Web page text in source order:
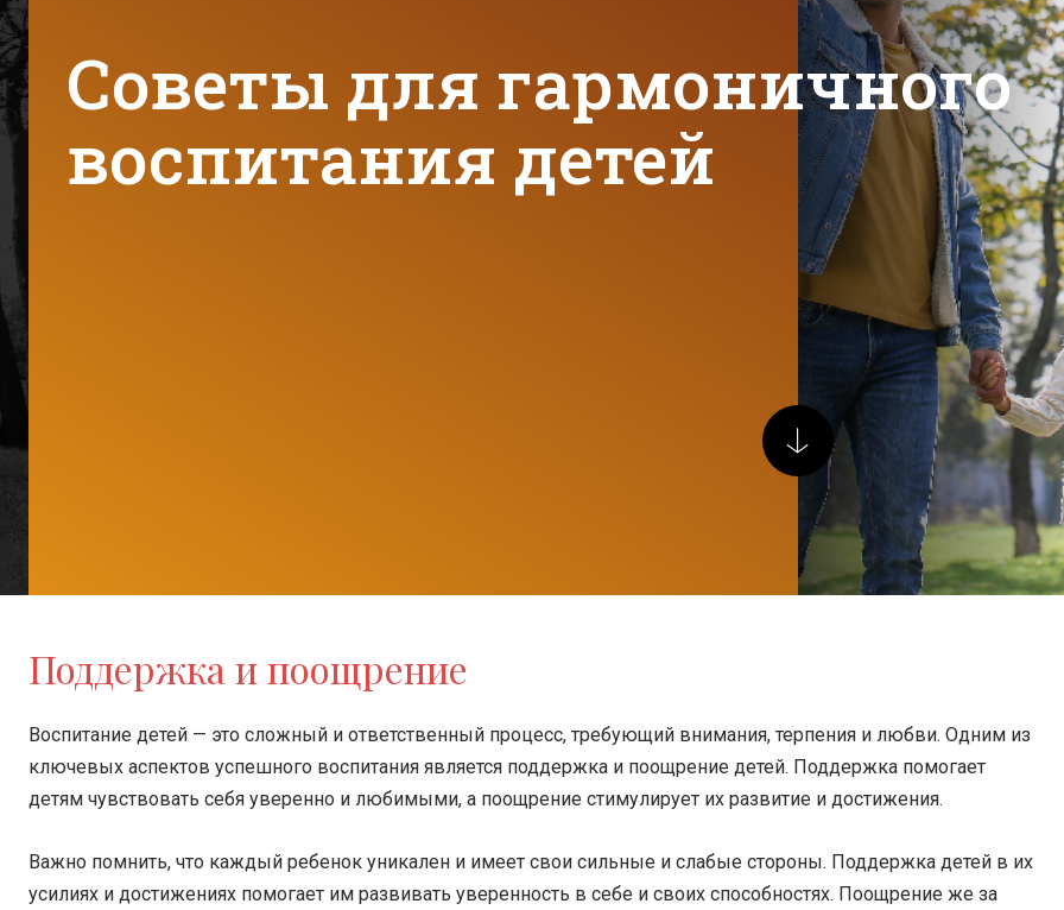
Советы для гармоничного
воспитания детей
Поддержка и поощрение
Воспитание детей — это сложный и ответственный процесс, требующий внимания, терпения и любви. Одним из
ключевых аспектов успешного воспитания является поддержка и поощрение детей. Поддержка помогает
детям чувствовать себя уверенно и любимыми, а поощрение стимулирует их развитие и достижения.
Важно помнить, что каждый ребенок уникален и имеет свои сильные и слабые стороны. Поддержка детей в их
усилиях и достижениях помогает им развивать уверенность в себе и своих способностях. Поощрение же за